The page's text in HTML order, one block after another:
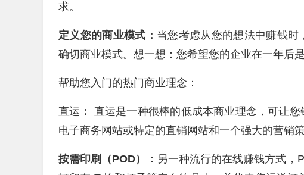
求。
定义您的商业模式： 当您考虑从您的想法中赚钱
确切商业模式。想一想：您希望您的企业在一年后
帮助您入门的热门商业理念：
直运 ： 直运是一种很棒的低成本商业理念 ，可让
电子商务网站或特定的直销网站和一个强大的营销
按需印刷 （POD）： 另一种流行的在线赚钱方式，